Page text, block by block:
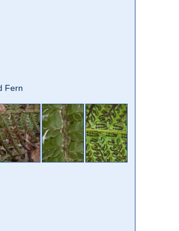
Fern